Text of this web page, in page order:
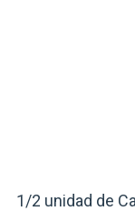
1/2 unidad de